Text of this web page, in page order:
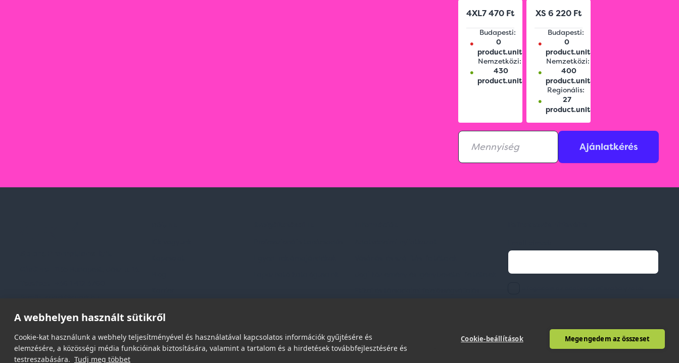
A webhelyen használt sütikről
Cookie-kat használunk a webhely teljesítményével és használatával kapcsolatos információk gyűjtésére és
elemzésére, a közösségi média funkcióinak biztosítására, valamint a tartalom és a hirdetések továbbfejlesztésére és
testreszabására. Tudj meg többet
Cookie-beállítások Megengedem az összeset
4XL7 470 Ft
•
Budapesti:
0
product.unit
•
Nemzetközi:
430
product.unit
XS 6 220 Ft
•
Budapesti:
0
product.unit
•
Nemzetközi:
400
product.unit
•
Regionális:
27
product.unit
Ajánlatkérés